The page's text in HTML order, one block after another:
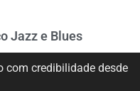
Jazz e Blues
com credibilidade desde